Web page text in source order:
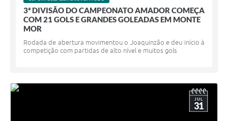
3ª DIVISÃO DO CAMPEONATO AMADOR COMEÇA
COM 21 GOLS E GRANDES GOLEADAS EM MONTE
MOR
Rodada de abertura movimentou o Joaquinzão e deu início à
competição com partidas de alto nível e muitos gols
JUL
31